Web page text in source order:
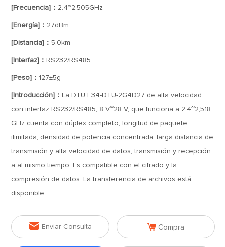
[Frecuencia]： 2.4~2.505GHz
[Energía]： 27dBm
[Distancia]：5.0km
[Interfaz]： RS232/RS485
[Peso]： 127±5g
[Introducción]： La DTU E34-DTU-2G4D27 de alta velocidad
con interfaz RS232/RS485, 8 V~28 V, que funciona a 2,4~2,518
GHz cuenta con dúplex completo, longitud de paquete
ilimitada, densidad de potencia concentrada, larga distancia de
transmisión y alta velocidad de datos, transmisión y recepción
a al mismo tiempo. Es compatible con el cifrado y la
compresión de datos. La transferencia de archivos está
disponible.
 Enviar Consulta  Compra